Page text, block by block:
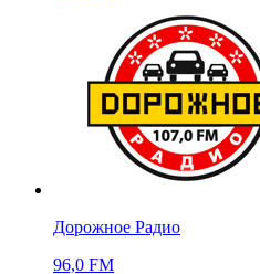
Дорожное Радио
96,0 FM